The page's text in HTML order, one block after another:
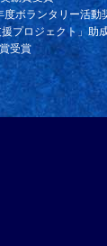
ボランタリー活動
プロジェクト」助
受賞